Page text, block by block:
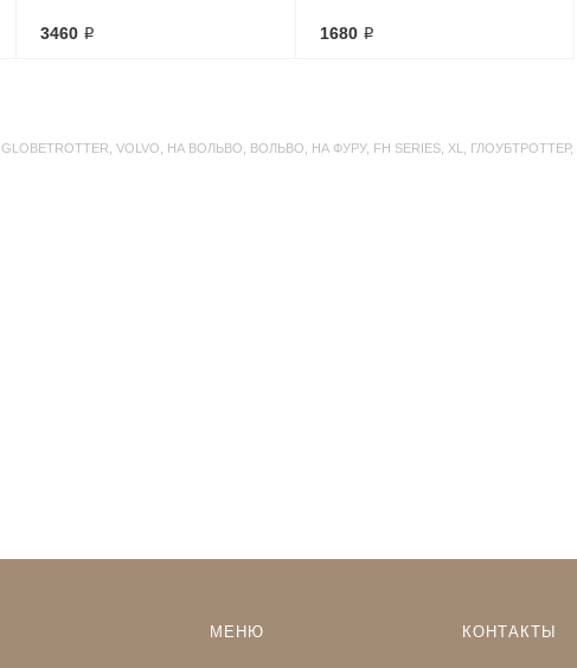
3460 ₽ 1680 ₽
,GLOBETROTTER ,VOLVO НА ВОЛЬВО ВОЛЬВО НА ФУРУ, FH SERIES XL ГЛОУБТРОТТЕР,
МЕНЮ КОНТАКТЫ